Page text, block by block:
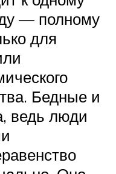
— полному
для
Бедные и
ведь люди